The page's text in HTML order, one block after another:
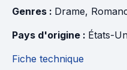
Genres : Drame,
Pays d'origine : États-
Fiche technique